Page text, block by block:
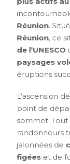
Réunion.
Réunion, ce
de l’UNESCO
paysages
éruptions
L’ascension
point de
sommet.
randonneurs
jalonnées de
figées et de